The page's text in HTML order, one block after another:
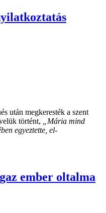
után megkeresték a szent
történt,
„Mária mind
egyeztette, el-
ember oltalma